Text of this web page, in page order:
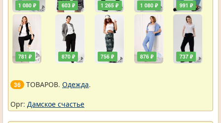
1 080 ₽
781 ₽
603 ₽
870 ₽
1 265 ₽
756 ₽
1 080 ₽
876 ₽
991 ₽
737 ₽
36 ТОВАРОВ. Одежда.
Орг: Дамское счастье